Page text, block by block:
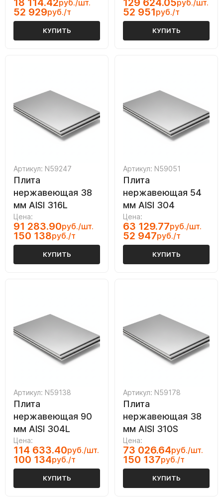
18 114.42руб./шт.
52 929руб./т
КУПИТЬ
129 624.05руб./шт.
52 951руб./т
КУПИТЬ
Артикул: N59247
Плита
нержавеющая 38
мм AISI 316L
Цена:
91 283.90руб./шт.
150 138руб./т
КУПИТЬ
Артикул: N59051
Плита
нержавеющая 54
мм AISI 304
Цена:
63 129.77руб./шт.
52 947руб./т
КУПИТЬ
Артикул: N59138
Плита
нержавеющая 90
мм AISI 304L
Цена:
114 633.40руб./шт.
100 134руб./т
КУПИТЬ
Артикул: N59178
Плита
нержавеющая 38
мм AISI 310S
Цена:
73 026.64руб./шт.
150 137руб./т
КУПИТЬ